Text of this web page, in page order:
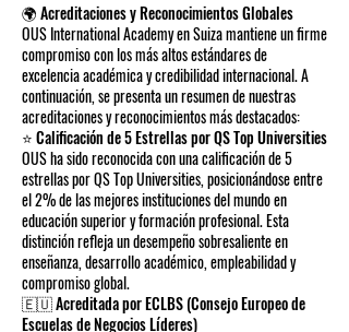
🌍 Acreditaciones y Reconocimientos Globales
OUS International Academy en Suiza mantiene un firme
compromiso con los más altos estándares de
excelencia académica y credibilidad internacional. A
continuación, se presenta un resumen de nuestras
acreditaciones y reconocimientos más destacados:
⭐ Calificación de 5 Estrellas por QS Top Universities
OUS ha sido reconocida con una calificación de 5
estrellas por QS Top Universities, posicionándose entre
el 2% de las mejores instituciones del mundo en
educación superior y formación profesional. Esta
distinción refleja un desempeño sobresaliente en
enseñanza, desarrollo académico, empleabilidad y
compromiso global.
🇪🇺 Acreditada por ECLBS (Consejo Europeo de
Escuelas de Negocios Líderes)